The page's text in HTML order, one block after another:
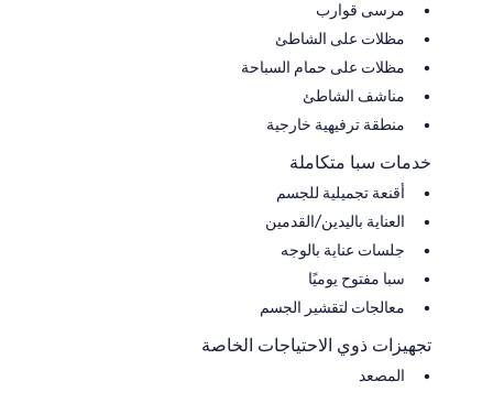
مرسى قوارب
مظلات على الشاطئ
مظلات على حمام السباحة
مناشف الشاطئ
منطقة ترفيهية خارجية
خدمات سبا متكاملة
أقنعة تجميلية للجسم
العناية باليدين/القدمين
جلسات عناية بالوجه
سبا مفتوح يوميًا
معالجات لتقشير الجسم
تجهيزات ذوي الاحتياجات الخاصة
المصعد